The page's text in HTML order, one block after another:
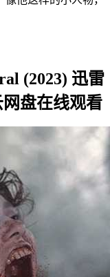
(2023) 迅雷
盘在线观看